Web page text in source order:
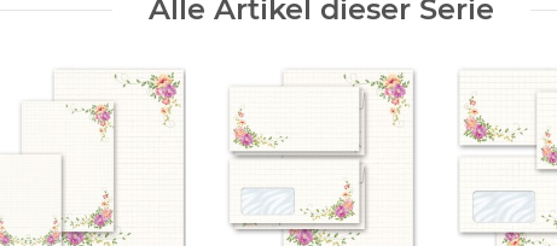
Alle Artikel dieser Serie